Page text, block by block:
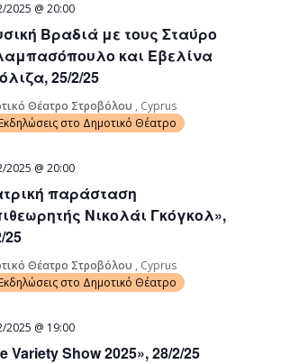
Βραδιά με τους Σταύρο
και Εβελίνα
25/2/25
2025 @ 20:00
Θέατρο Στροβόλου , Cyprus
στο Δημοτικό Θέατρο
παράσταση
Νικολάι Γκόγκολ»,
25
2025 @ 20:00
Θέατρο Στροβόλου , Cyprus
στο Δημοτικό Θέατρο
Variety Show 2025», 28/2/25
2025 @ 19:00